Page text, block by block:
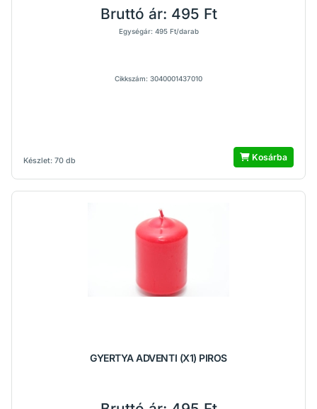
Készlet: 70 db
Bruttó ár: 495 Ft
Egységár: 495 Ft/darab
Cikkszám: 3040001437010
Kosárba
GYERTYA ADVENTI (X1) PIROS